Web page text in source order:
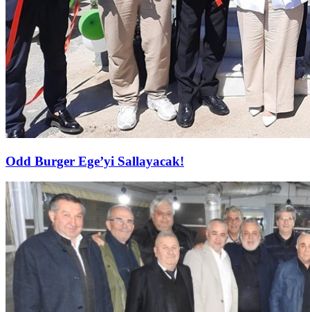
Odd Burger Ege’yi Sallayacak!